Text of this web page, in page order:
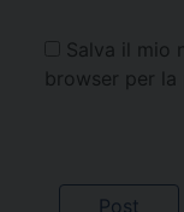
Salva il mio
browser per